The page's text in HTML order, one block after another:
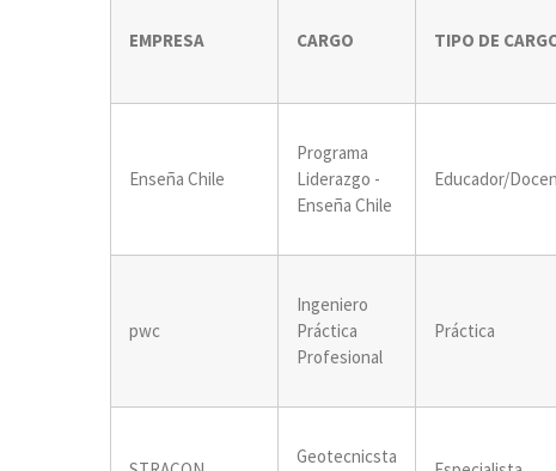
EMPRESA CARGO TIPO DE
Enseña Chile
Programa
Liderazgo -
Enseña Chile
Educador/
pwc
Ingeniero
Práctica
Profesional
Práctica
Geotecnicsta